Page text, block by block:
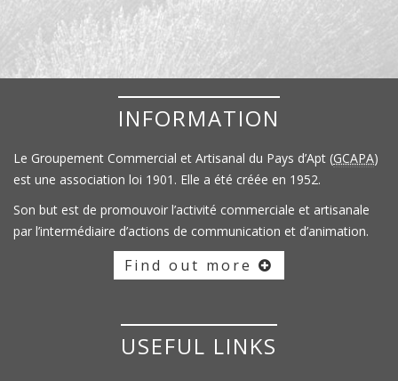
INFORMATION
Le Groupement Commercial et Artisanal du Pays d’Apt (GCAPA)
est une association loi 1901. Elle a été créée en 1952.
Son but est de promouvoir l’activité commerciale et artisanale
par l’intermédiaire d’actions de communication et d’animation.
Find out more
USEFUL LINKS